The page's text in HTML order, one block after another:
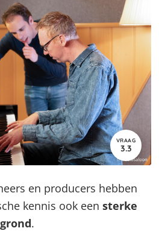
VRAAG
3.3
en producers hebben
kennis ook eensterke
.